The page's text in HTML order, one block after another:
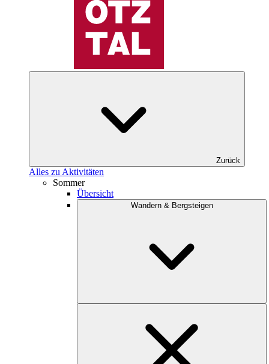
Zurück
Alles zu Aktivitäten
Sommer
Übersicht
Wandern & Bergsteigen